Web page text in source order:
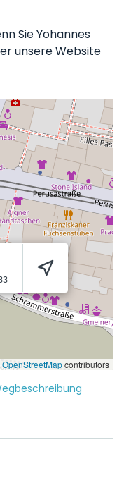
Sie Yohannes
unsere Website
OpenStreetMapcontributors